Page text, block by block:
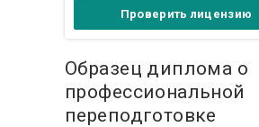
Проверить лицензию
Образец диплома о
профессиональной
переподготовке